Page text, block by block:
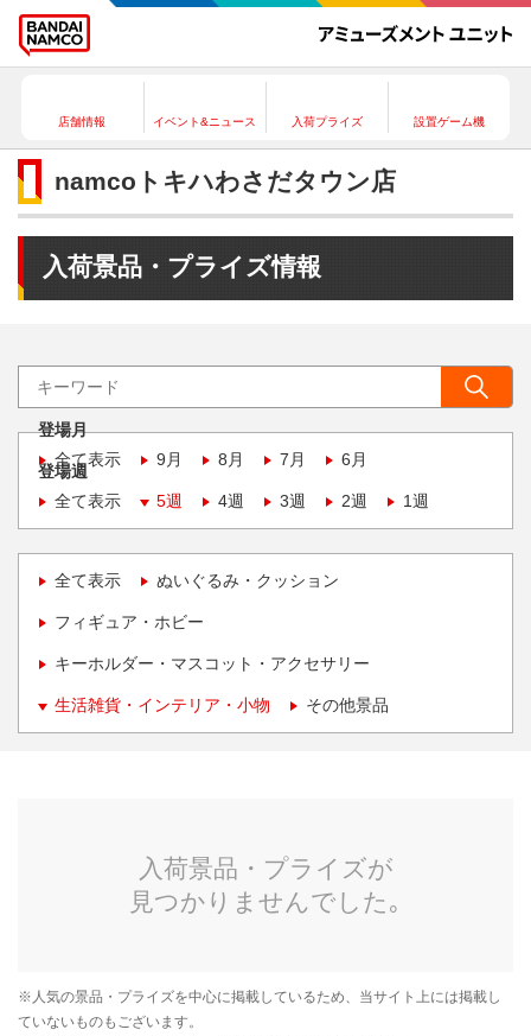
店舗情報 イベント&ニュース 入荷プライズ 設置ゲーム機
namcoトキハわさだタウン店
入荷景品・プライズ情報
登場月
全て表示
9月 8月 7月 6月
登場週
全て表示
5週 4週 3週 2週 1週
全て表示 ぬいぐるみ・クッション
フィギュア・ホビー
キーホルダー・マスコット・アクセサリー
生活雑貨・インテリア・小物 その他景品